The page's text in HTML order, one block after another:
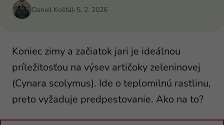
Daniel Košťál-5. 2. 2026
Koniec zimy a začiatok jari je ideálnou
príležitosťou na výsev artičoky zeleninovej
(Cynara scolymus). Ide o teplomilnú rastlinu,
preto vyžaduje predpestovanie. Ako na to?